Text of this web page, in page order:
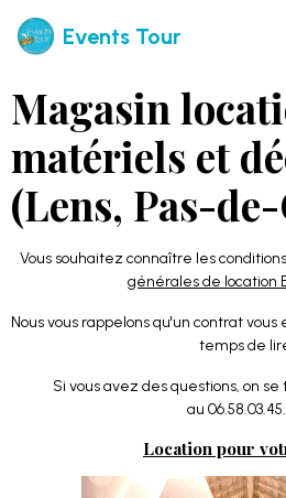
Events Tour
Magasin
matériels et
(Lens, Pas-
Vous souhaitez connaître les
générales de location
Nous vous rappelons qu'un contrat
temps de
Si vous avez des questions, on
au
Location pour